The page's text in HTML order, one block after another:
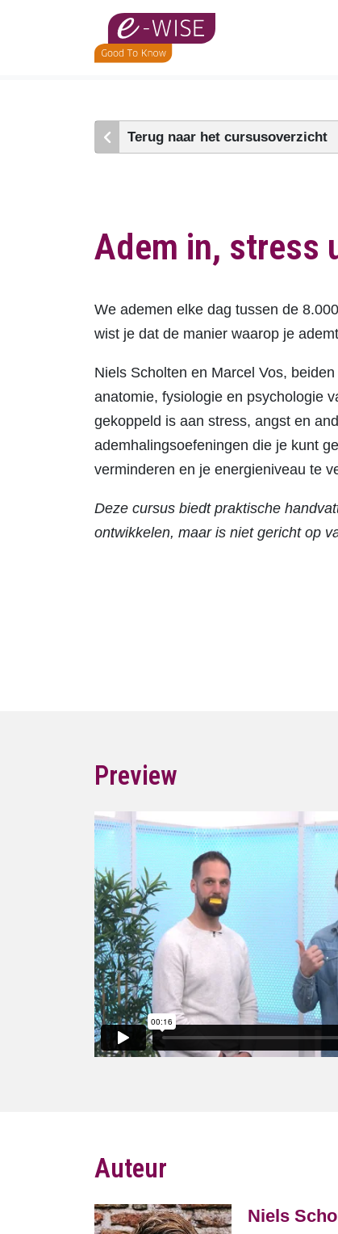
Terug naar het cursusoverzicht
Adem in, stress
We ademen elke dag tussen de
wist je dat de manier waarop je
Niels Scholten en Marcel Vos,
anatomie, fysiologie en psychologie
gekoppeld is aan stress, angst en
ademhalingsoefeningen die je kunt
verminderen en je energieniveau te
Deze cursus biedt praktische
ontwikkelen, maar is niet gericht op
Preview
Auteur
Niels